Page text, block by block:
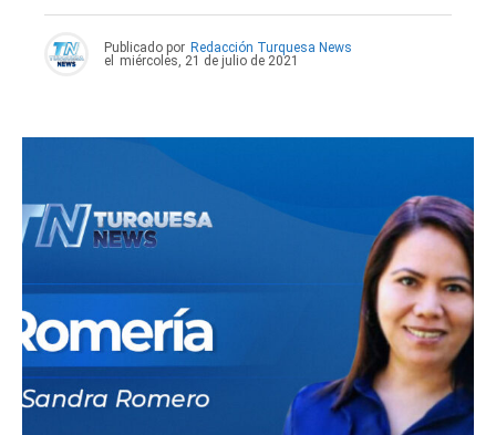
Publicado por Redacción Turquesa News
el
miércoles, 21 de julio de 2021